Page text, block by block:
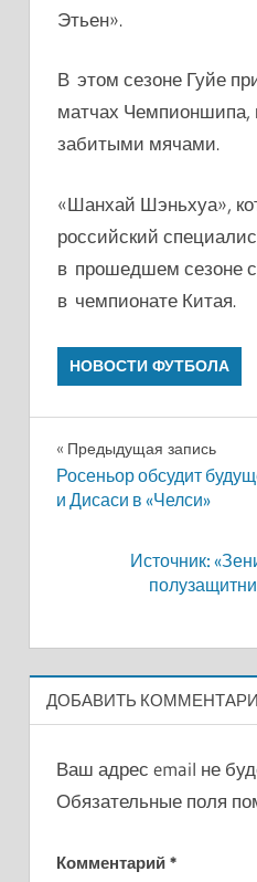
Этьен».
В этом сезоне Гуйе
матчах Чемпионшипа,
забитыми мячами.
«Шанхай Шэньхуа»,
российский
в прошедшем сезоне
в чемпионате Китая.
НОВОСТИ ФУТБОЛА
Навигация
по
Предыдущая запись
Росеньор обсудит
и Дисаси в «Челси»
Источник:
ДОБАВИТЬ
Ваш адрес email не
Обязательные поля
Комментарий *